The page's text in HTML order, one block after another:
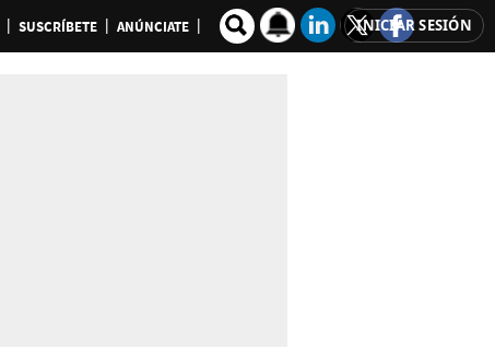
SUSCRÍBETE ANÚNCIATE INICIAR SESIÓN